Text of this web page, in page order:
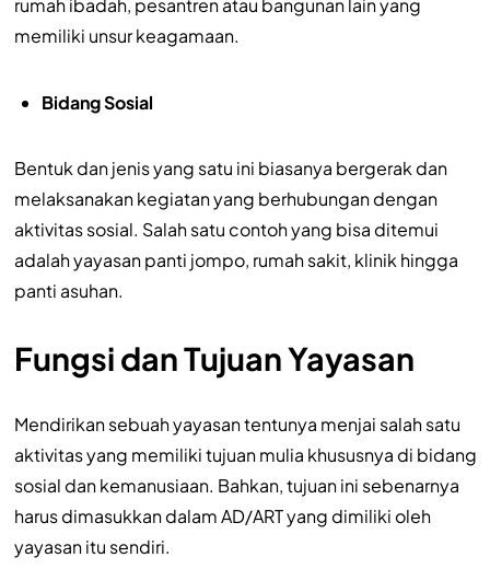
memiliki unsur keagamaan.
Bidang Sosial
Bentuk dan jenis yang satu ini biasanya bergerak dan
melaksanakan kegiatan yang berhubungan dengan
aktivitas sosial. Salah satu contoh yang bisa ditemui
adalah yayasan panti jompo, rumah sakit, klinik hingga
panti asuhan.
Fungsi dan Tujuan Yayasan
Mendirikan sebuah yayasan tentunya menjai salah satu
aktivitas yang memiliki tujuan mulia khususnya di bidang
sosial dan kemanusiaan. Bahkan, tujuan ini sebenarnya
harus dimasukkan dalam AD/ART yang dimiliki oleh
yayasan itu sendiri.